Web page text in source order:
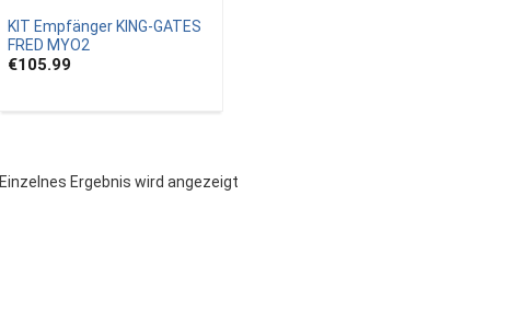
KIT Empfänger KING-GATES
FRED MYO2
€105.99
Einzelnes Ergebnis wird angezeigt